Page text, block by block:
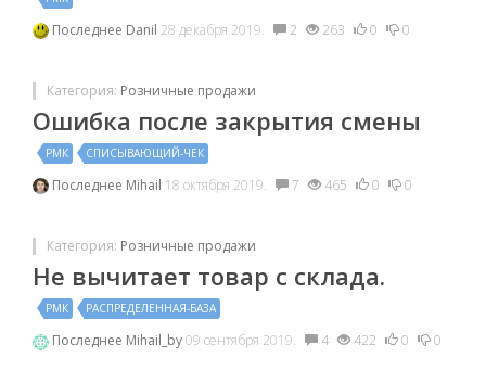
Последнее Danil 28 декабря 2019. 2 263 0 0
Категория: Розничные продажи
Ошибка после закрытия смены
РМК СПИСЫВАЮЩИЙ-ЧЕК
Последнее Mihail 18 октября 2019. 7 465 0 0
Категория: Розничные продажи
Не вычитает товар с склада.
РМК РАСПРЕДЕЛЕННАЯ-БАЗА
Последнее Mihail_by09 сентября 2019. 4 422 0 0